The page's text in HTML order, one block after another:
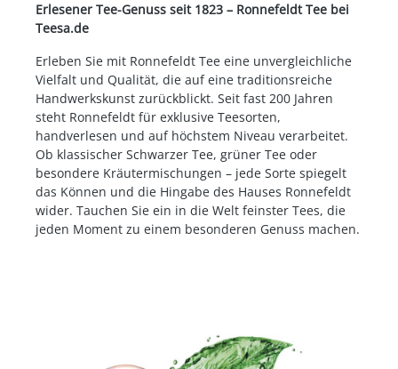
Erlesener Tee-Genuss seit 1823 – Ronnefeldt Tee bei
Teesa.de
Erleben Sie mit Ronnefeldt Tee eine unvergleichliche
Vielfalt und Qualität, die auf eine traditionsreiche
Handwerkskunst zurückblickt. Seit fast 200 Jahren
steht Ronnefeldt für exklusive Teesorten,
handverlesen und auf höchstem Niveau verarbeitet.
Ob klassischer Schwarzer Tee, grüner Tee oder
besondere Kräutermischungen – jede Sorte spiegelt
das Können und die Hingabe des Hauses Ronnefeldt
wider. Tauchen Sie ein in die Welt feinster Tees, die
jeden Moment zu einem besonderen Genuss machen.